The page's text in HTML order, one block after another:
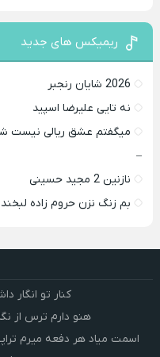
ریمیکس های جدید
2026 شایان رنجبر
نه تایی علیرضا اسپید
میگفتم عشق ریالی نیست
–
نازنین 2 مجید حسینی
بم زنگ نزن حروم زاده
کنار تو انگار
هنو دارم ترس از
اسمت میاد هر دفعه میرم